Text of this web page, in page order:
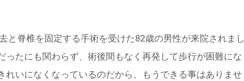
と脊椎を固定する手術を受けた82歳の男性が来院されまし
ったにも関わらず、術後間もなく再発して歩行が困難にな
れいになくなっているのだから、もうできる事はありませ